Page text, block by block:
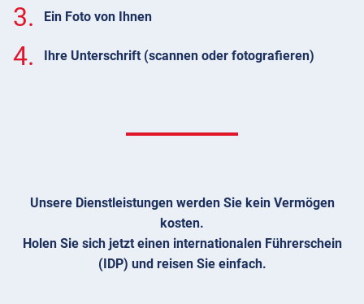
3. Ein Foto von Ihnen
4. Ihre Unterschrift (scannen oder fotografieren)
Unsere Dienstleistungen werden Sie kein Vermögen
kosten.
Holen Sie sich jetzt einen internationalen Führerschein
(IDP) und reisen Sie einfach.